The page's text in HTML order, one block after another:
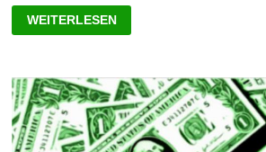
MICROSOFT-
AKTIE:
TOP-
DES
TECHNOLOGIESEKTORS?
WEITERLESEN